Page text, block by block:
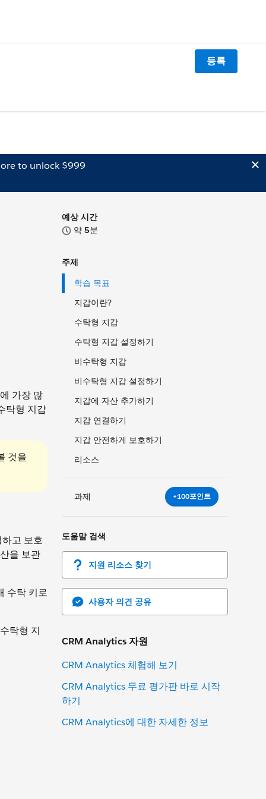
등록
to unlock $999
예상 시간
약 5분
주제
학습 목표
지갑이란?
수탁형 지갑
수탁형 지갑 설정하기
비수탁형 지갑
비수탁형 지갑 설정하기
지갑에 자산 추가하기
지갑 연결하기
지갑 안전하게 보호하기
리소스
과제 +100포인트
도움말 검색
지원 리소스 찾기
사용자 의견 공유
CRM Analytics 자원
CRM Analytics 체험해 보기
CRM Analytics 무료 평가판 바로 시작
하기
CRM Analytics에 대한 자세한 정보
가장 많
탁형 지갑
것을
고 보호
을 보관
수탁 키로
탁형 지